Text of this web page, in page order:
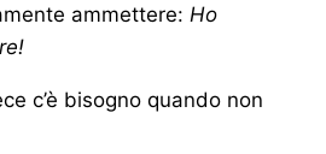
ammettere: Ho
c’è bisogno quando non